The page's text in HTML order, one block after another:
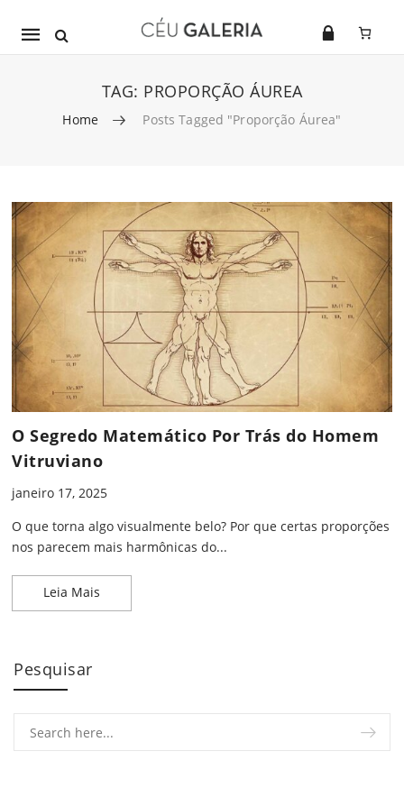
Mobile
TAG: PROPORÇÃO ÁUREA
Home Posts Tagged "proporção Áurea"
Skip to content
O Segredo Matemático Por Trás do Homem
Vitruviano
janeiro 17, 2025
O que torna algo visualmente belo? Por que certas proporções
nos parecem mais harmônicas do...
Leia Mais
Pesquisar